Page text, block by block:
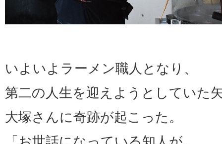
いよいよラーメン職人となり、
第二の人生を迎えようとしていた
大塚さんに奇跡が起こった。